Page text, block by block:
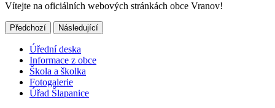
Vítejte na oficiálních webových stránkách obce Vranov!
Předchozí Následující
Úřední deska
Informace z obce
Škola a školka
Fotogalerie
Úřad Šlapanice